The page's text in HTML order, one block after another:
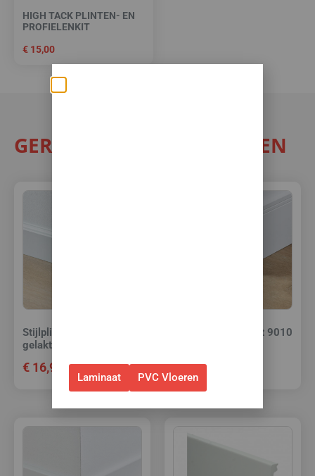
HIGH TACK PLINTEN- EN
PROFIELENKIT
€ 15,00
GERELATEERDE PRODUCTEN
Stijlplint Praag Wit 9010
gelakt 7 cm.
€ 16,95
Stijlplint Milaan Wit 9010
€20,95
Laminaat PVC Vloeren